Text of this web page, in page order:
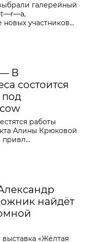
галерейный
участников...
— В
состоится
работы
Алины Крюковой
найдёт
«Жёлтая